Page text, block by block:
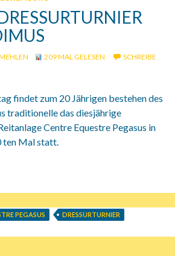
209 MAL GELESEN
SCHREIBE
findet zum 20 Jährigen bestehen des
traditionelle das diesjährige
Centre Equestre Pegasus in
ten Mal statt.
Waldbredimus
PEGASUS
DRESSURTURNIER